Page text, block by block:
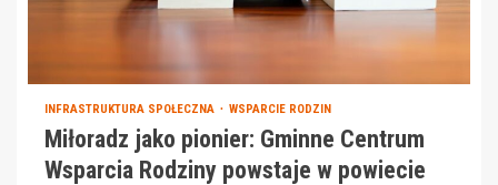
INFRASTRUKTURA SPOŁECZNA WSPARCIE RODZIN
Miłoradz jako pionier: Gminne Centrum
Wsparcia Rodziny powstaje w powiecie